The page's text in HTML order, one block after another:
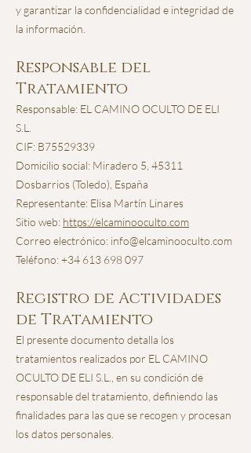
y garantizar la confidencialidad e integridad de
la información.
Responsable del
Tratamiento
Responsable: EL CAMINO OCULTO DE ELI
S.L.
CIF: B75529339
Domicilio social: Miradero 5, 45311
Dosbarrios (Toledo), España
Representante: Elisa Martín Linares
Sitio web: https://elcaminooculto.com
Correo electrónico: info@elcaminooculto.com
Teléfono:+34 613 698 097
Registro de Actividades
de Tratamiento
El presente documento detalla los
tratamientos realizados por EL CAMINO
OCULTO DE ELI S.L., en su condición de
responsable del tratamiento, definiendo las
finalidades para las que se recogen y procesan
los datos personales.